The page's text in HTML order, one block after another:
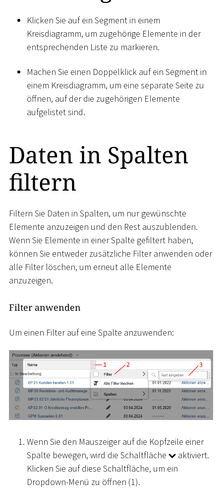
Klicken Sie auf ein Segment in einem
Kreisdiagramm, um zugehörige Elemente in der
entsprechenden Liste zu markieren.
Machen Sie einen Doppelklick auf ein Segment in
einem Kreisdiagramm, um eine separate Seite zu
öffnen, auf der die zugehörigen Elemente
aufgelistet sind.
Daten in Spalten
filtern
Filtern Sie Daten in Spalten, um nur gewünschte
Elemente anzuzeigen und den Rest auszublenden.
Wenn Sie Elemente in einer Spalte gefiltert haben,
können Sie entweder zusätzliche Filter anwenden oder
alle Filter löschen, um erneut alle Elemente
anzuzeigen.
Filter anwenden
Um einen Filter auf eine Spalte anzuwenden:
Wenn Sie den Mauszeiger auf die Kopfzeile einer
Spalte bewegen, wird die Schaltfläche
aktiviert.
Klicken Sie auf diese Schaltfläche, um ein
Dropdown-Menü zu öffnen (1).